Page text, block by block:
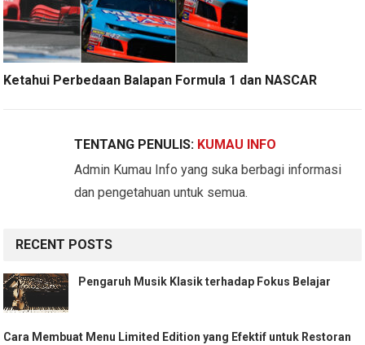
Ketahui Perbedaan Balapan Formula 1 dan NASCAR
TENTANG PENULIS: KUMAU INFO
Admin Kumau Info yang suka berbagi informasi
dan pengetahuan untuk semua.
RECENT POSTS
Pengaruh Musik Klasik terhadap Fokus Belajar
Cara Membuat Menu Limited Edition yang Efektif untuk Restoran